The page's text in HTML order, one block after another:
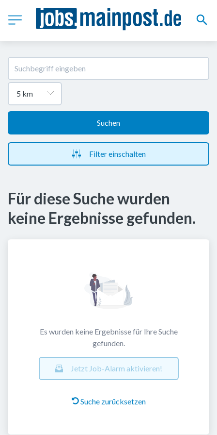
Suchen
Filter einschalten
Für diese Suche wurden
keine Ergebnisse gefunden.
Es wurden keine Ergebnisse für Ihre Suche
gefunden.
Jetzt Job-Alarm aktivieren!
Suche zurücksetzen